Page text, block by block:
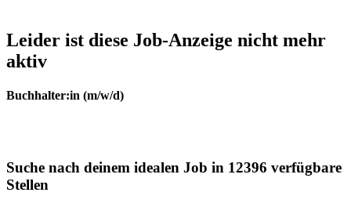
Leider ist diese Job-Anzeige nicht mehr
aktiv
Buchhalter:in (m/w/d)
Suche nach deinem idealen Job in 12396 verfügbare
Stellen